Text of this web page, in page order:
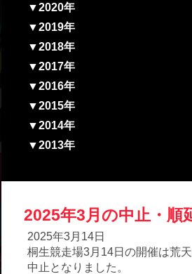
▼2020年
▼2019年
▼2018年
▼2017年
▼2016年
▼2015年
▼2014年
▼2013年
2025年3月の中止・順
2025年3月14日
桐生競走場3月14日の開催は荒
中止となりました。